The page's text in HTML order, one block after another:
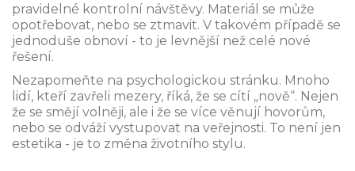
pravidelné kontrolní návštěvy. Materiál se může
opotřebovat, nebo se ztmavit. V takovém případě se
jednoduše obnoví - to je levnější než celé nové
řešení.
Nezapomeňte na psychologickou stránku. Mnoho
lidí, kteří zavřeli mezery, říká, že se cítí „nově“. Nejen
že se smějí volněji, ale i že se více věnují hovorům,
nebo se odváží vystupovat na veřejnosti. To není jen
estetika - je to změna životního stylu.